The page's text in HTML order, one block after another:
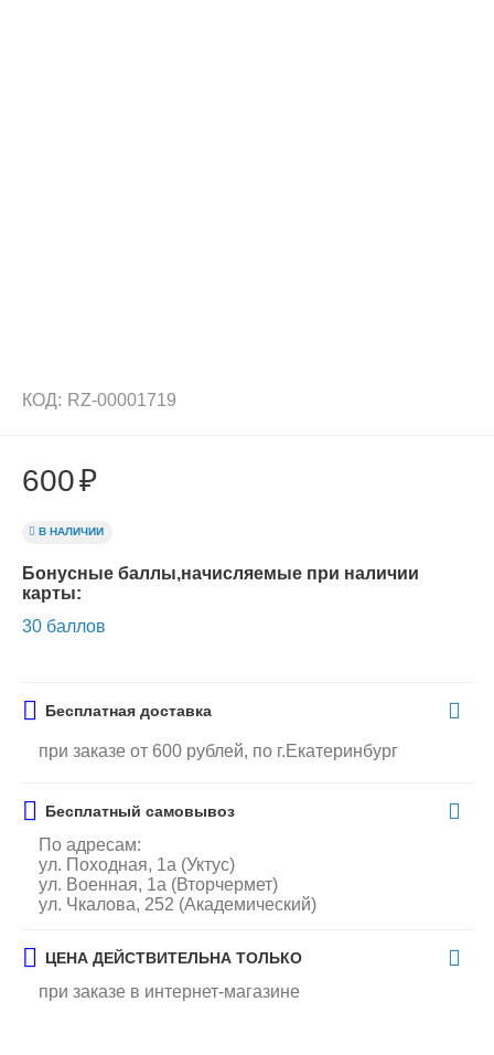
КОД: RZ-00001719
600₽
В НАЛИЧИИ
Бонусные баллы,начисляемые при наличии
карты:
30 баллов
Бесплатная доставка
при заказе от 600 рублей, по г.Екатеринбург
Бесплатный самовывоз
По адресам:
ул. Походная, 1а (Уктус)
ул. Военная, 1а (Вторчермет)
ул. Чкалова, 252 (Академический)
ЦЕНА ДЕЙСТВИТЕЛЬНА ТОЛЬКО
при заказе в интернет-магазине